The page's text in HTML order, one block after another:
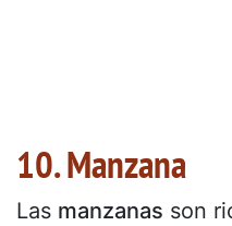
10. Manzana
Las manzanas son